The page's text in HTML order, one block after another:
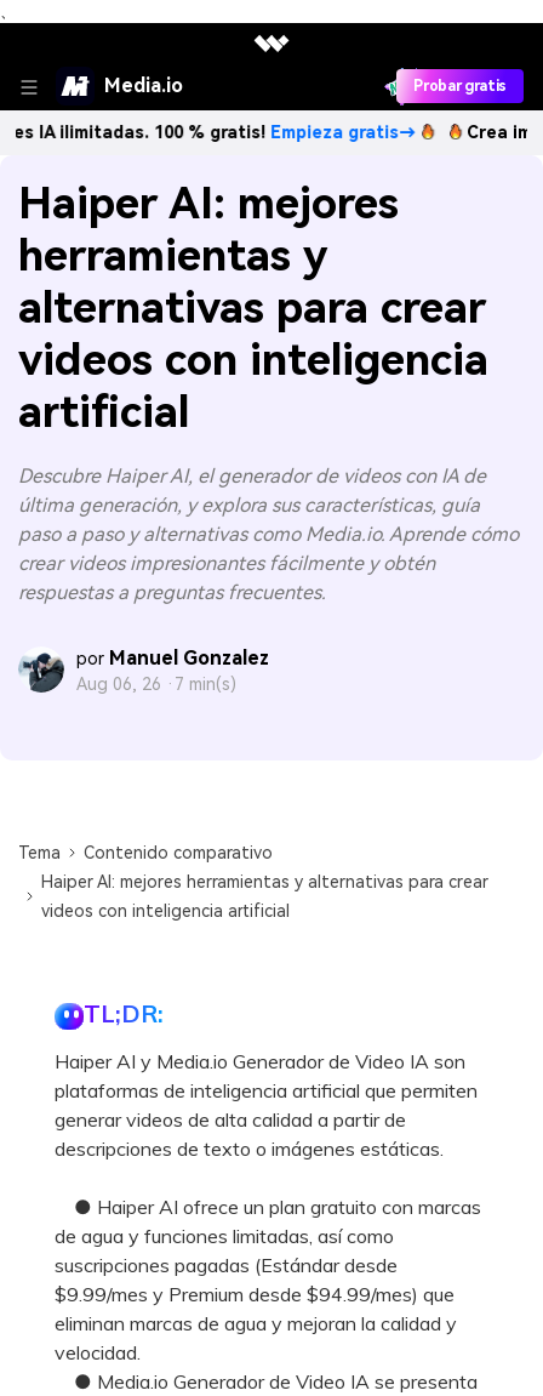
、
Media.io Probar gratis
100 % gratis!Empieza gratis→ Crea imágenes
Haiper AI: mejores
herramientas y
alternativas para crear
videos con inteligencia
artificial
Descubre Haiper AI, el generador de videos con IA de
última generación, y explora sus características, guía
paso a paso y alternativas como Media.io. Aprende cómo
crear videos impresionantes fácilmente y obtén
respuestas a preguntas frecuentes.
por Manuel Gonzalez
Aug 06, 26 · 7 min(s)
Tema
Contenido comparativo
Haiper AI: mejores herramientas y alternativas para crear
videos con inteligencia artificial
TL;DR:
Haiper AI y Media.io Generador de Video IA son
plataformas de inteligencia artificial que permiten
generar videos de alta calidad a partir de
descripciones de texto o imágenes estáticas.
● Haiper AI ofrece un plan gratuito con marcas
de agua y funciones limitadas, así como
suscripciones pagadas (Estándar desde
$9.99/mes y Premium desde $94.99/mes) que
eliminan marcas de agua y mejoran la calidad y
velocidad.
● Media.io Generador de Video IA se presenta